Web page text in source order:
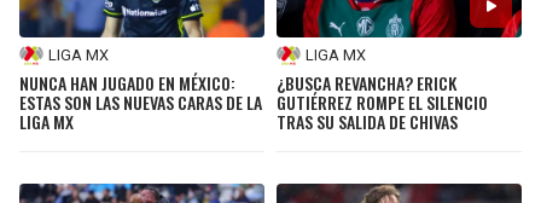
LIGA MX
NUNCA HAN JUGADO EN MÉXICO:
ESTAS SON LAS NUEVAS CARAS DE LA
LIGA MX
LIGA MX
¿BUSCA REVANCHA? ERICK
GUTIÉRREZ ROMPE EL SILENCIO
TRAS SU SALIDA DE CHIVAS